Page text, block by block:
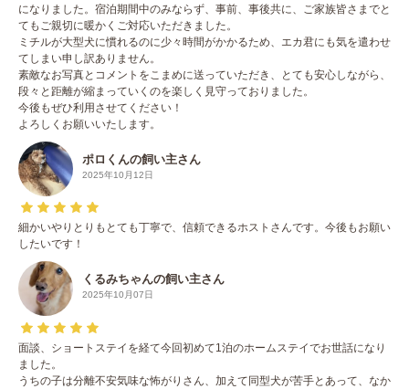
になりました。宿泊期間中のみならず、事前、事後共に、ご家族皆さまでと
てもご親切に暖かくご対応いただきました。
ミチルが大型犬に慣れるのに少々時間がかかるため、エカ君にも気を遣わせ
てしまい申し訳ありません。
素敵なお写真とコメントをこまめに送っていただき、とても安心しながら、
段々と距離が縮まっていくのを楽しく見守っておりました。
今後もぜひ利用させてください！
よろしくお願いいたします。
ポロくんの飼い主さん
2025年10月12日
細かいやりとりもとても丁寧で、信頼できるホストさんです。今後もお願い
したいです！
くるみちゃんの飼い主さん
2025年10月07日
面談、ショートステイを経て今回初めて1泊のホームステイでお世話になり
ました。
うちの子は分離不安気味な怖がりさん、加えて同型犬が苦手とあって、なか